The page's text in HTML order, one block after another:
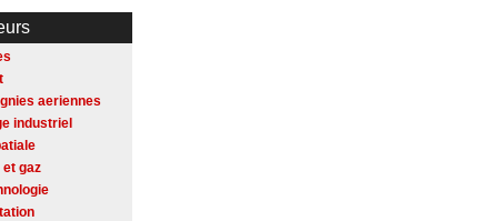
aeriennes
industriel
et gaz